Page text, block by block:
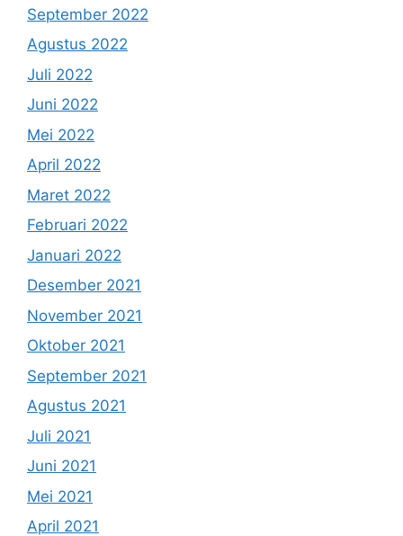
September 2022
Agustus 2022
Juli 2022
Juni 2022
Mei 2022
April 2022
Maret 2022
Februari 2022
Januari 2022
Desember 2021
November 2021
Oktober 2021
September 2021
Agustus 2021
Juli 2021
Juni 2021
Mei 2021
April 2021